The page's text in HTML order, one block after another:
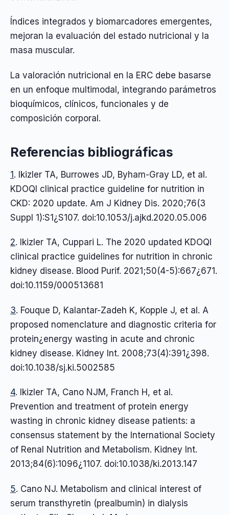
Índices integrados y biomarcadores emergentes,
mejoran la evaluación del estado nutricional y la
masa muscular.
La valoración nutricional en la ERC debe basarse
en un enfoque multimodal, integrando parámetros
bioquímicos, clínicos, funcionales y de
composición corporal.
Referencias bibliográficas
1. Ikizler TA, Burrowes JD, Byham-Gray LD, et al.
KDOQI clinical practice guideline for nutrition in
CKD: 2020 update. Am J Kidney Dis. 2020;76(3
Suppl 1):S1¿S107. doi:10.1053/j.ajkd.2020.05.006
2. Ikizler TA, Cuppari L. The 2020 updated KDOQI
clinical practice guidelines for nutrition in chronic
kidney disease. Blood Purif. 2021;50(4-5):667¿671.
doi:10.1159/000513681
3. Fouque D, Kalantar-Zadeh K, Kopple J, et al. A
proposed nomenclature and diagnostic criteria for
protein¿energy wasting in acute and chronic
kidney disease. Kidney Int. 2008;73(4):391¿398.
doi:10.1038/sj.ki.5002585
4. Ikizler TA, Cano NJM, Franch H, et al.
Prevention and treatment of protein energy
wasting in chronic kidney disease patients: a
consensus statement by the International Society
of Renal Nutrition and Metabolism. Kidney Int.
2013;84(6):1096¿1107. doi:10.1038/ki.2013.147
5. Cano NJ. Metabolism and clinical interest of
serum transthyretin (prealbumin) in dialysis